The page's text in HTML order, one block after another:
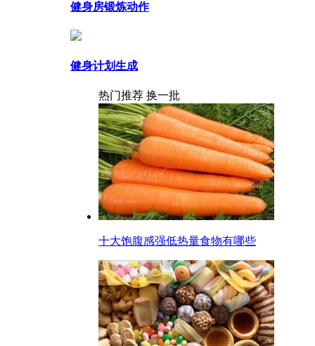
健身房锻炼动作
健身计划生成
热门推荐 换一批
十大饱腹感强低热量食物有哪些